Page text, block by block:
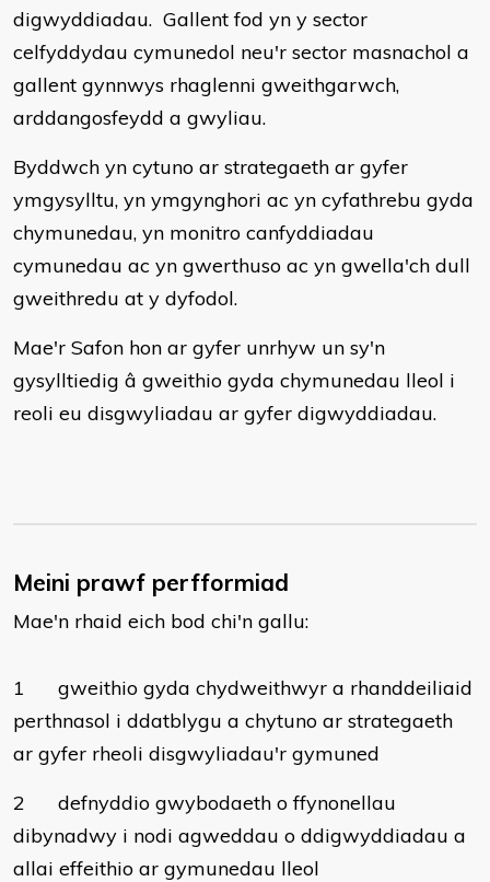
digwyddiadau. Gallent fod yn y sector
celfyddydau cymunedol neu'r sector masnachol a
gallent gynnwys rhaglenni gweithgarwch,
arddangosfeydd a gwyliau.
Byddwch yn cytuno ar strategaeth ar gyfer
ymgysylltu, yn ymgynghori ac yn cyfathrebu gyda
chymunedau, yn monitro canfyddiadau
cymunedau ac yn gwerthuso ac yn gwella'ch dull
gweithredu at y dyfodol.
Mae'r Safon hon ar gyfer unrhyw un sy'n
gysylltiedig â gweithio gyda chymunedau lleol i
reoli eu disgwyliadau ar gyfer digwyddiadau.
Meini prawf perfformiad
Mae'n rhaid eich bod chi'n gallu:
1
gweithio gyda chydweithwyr a rhanddeiliaid
perthnasol i ddatblygu a chytuno ar strategaeth
ar gyfer rheoli disgwyliadau'r gymuned
2
defnyddio gwybodaeth o ffynonellau
dibynadwy i nodi agweddau o ddigwyddiadau a
allai effeithio ar gymunedau lleol